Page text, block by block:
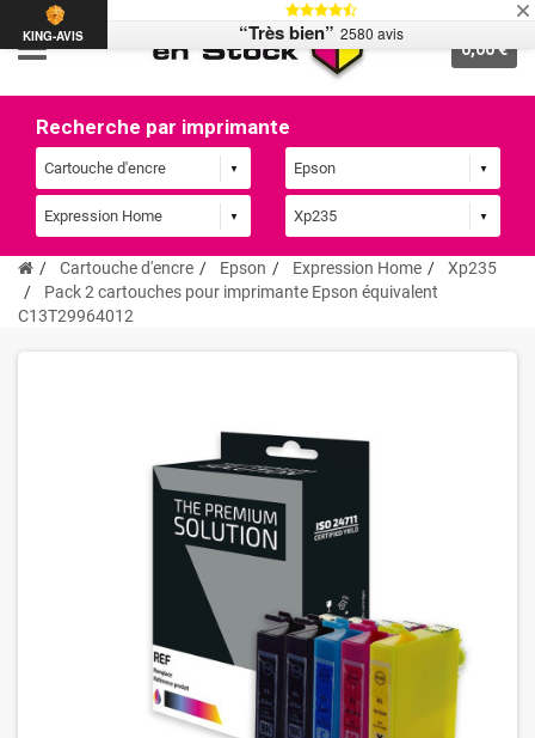
0,00 €
Recherche par imprimante
Cartouche d'encre Epson Expression Home
Xp235
Pack 2 cartouches pour imprimante Epson équivalent
C13T29964012
KING-AVIS “Très bien” 2580 avis